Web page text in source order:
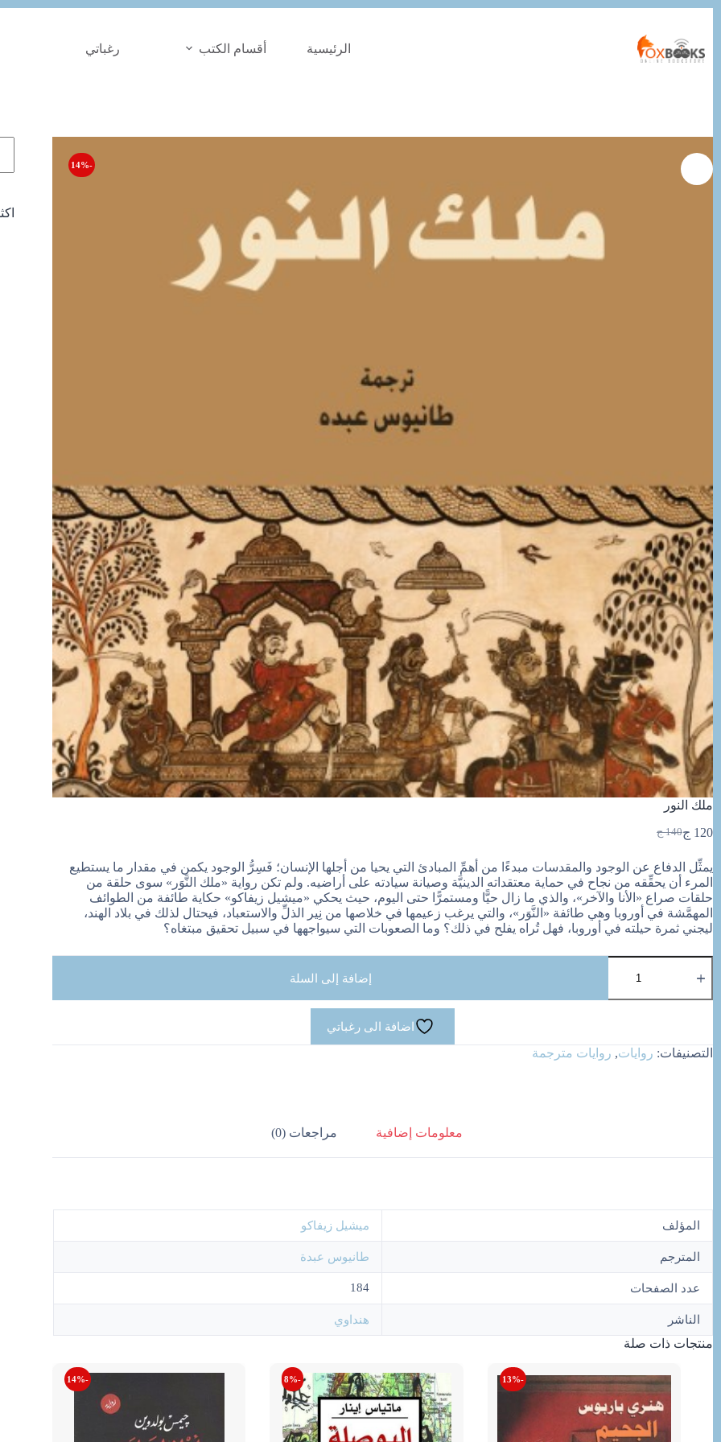
المحتوى
الرئيسية أقسام الكتب رغباتي
-14%
ملك النور
140 ج
السعر
هو:
140 ج.
120 جالسعر
هو:
120 ج.
يمثِّل الدفاع عن الوجود والمقدسات مبدءًا من أهمِّ المبادئ التي يحيا من أجلها الإنسان؛ فَسِرُّ الوجود يكمن في مقدار ما يستطيع
المرء أن يحقِّقه من نجاح في حماية معتقداته الدينيَّة وصيانة سيادته على أراضيه. ولم تكن رواية «ملك النَّوَر» سوى حلقة من
حلقات صراع «الأنا والآخر»، والذي ما زال حيًّا ومستمرًّا حتى اليوم، حيث يحكي «ميشيل زيفاكو» حكاية طائفة من الطوائف
المهمَّشة في أوروبا وهي طائفة «النَّوَر»، والتي يرغب زعيمها في خلاصها من نِير الذلِّ والاستعباد، فيحتال لذلك في بلاد الهند،
ليجني ثمرة حيلته في أوروبا، فهل تُراه يفلح في ذلك؟ وما الصعوبات التي سيواجهها في سبيل تحقيق مبتغاه؟
ملك
إضافة إلى السلة
اضافة الى رغباتي
التصنيفات: روايات, روايات مترجمة
معلومات إضافية مراجعات (0)
المؤلف ميشيل زيفاكو
المترجم طانيوس عبدة
عدد الصفحات 184
الناشر هنداوي
منتجات ذات صلة
-13%
-8%
-14%